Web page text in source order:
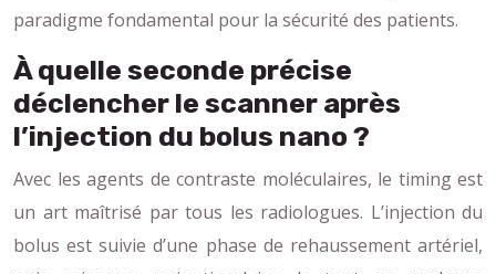
paradigme fondamental pour la sécurité des patients.
À quelle seconde précise
déclencher le scanner après
l’injection du bolus nano ?
Avec les agents de contraste moléculaires, le timing est
un art maîtrisé par tous les radiologues. L’injection du
bolus est suivie d’une phase de rehaussement artériel,